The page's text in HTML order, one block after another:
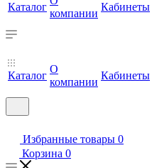
Каталог
компании
Кабинеты
Каталог
О
компании
Кабинеты
Избранные товары 0
Корзина 0